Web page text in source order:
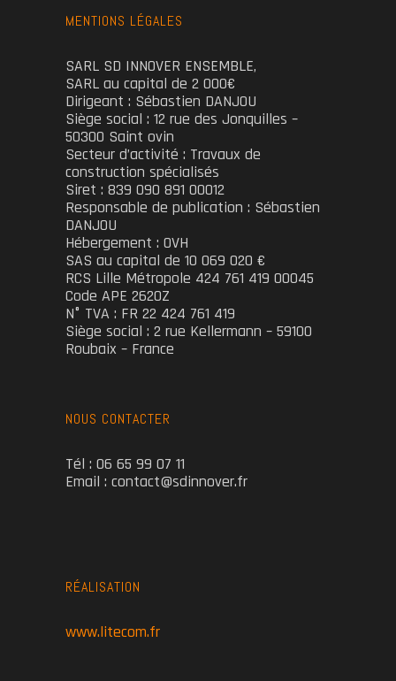
MENTIONS LÉGALES
SARL SD INNOVER ENSEMBLE,
SARL au capital de 2 000€
Dirigeant : Sébastien DANJOU
Siège social : 12 rue des Jonquilles –
50300 Saint ovin
Secteur d’activité : Travaux de
construction spécialisés
Siret : 839 090 891 00012
Responsable de publication : Sébastien
DANJOU
Hébergement : OVH
SAS au capital de 10 069 020 €
RCS Lille Métropole 424 761 419 00045
Code APE 2620Z
N° TVA : FR 22 424 761 419
Siège social : 2 rue Kellermann – 59100
Roubaix – France
NOUS CONTACTER
Tél : 06 65 99 07 11
Email : contact@sdinnover.fr
RÉALISATION
www.litecom.fr